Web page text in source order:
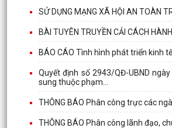
SỬ DỤNG MẠNG XÃ HỘI AN TOÀN
BÀI TUYÊN TRUYỀN CẢI CÁCH
BÁO CÁO Tình hình phát triển kinh
Quyết định số 2943/QĐ-UBND
sung thuộc phạm...
THÔNG BÁO Phân công trực các
THÔNG BÁO Phân công lãnh đạo,